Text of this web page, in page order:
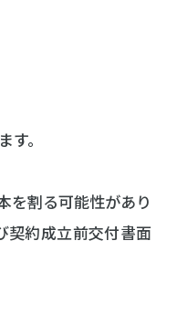
。
を割る可能性があり
契約成立前交付書面